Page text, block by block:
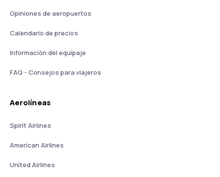
Opiniones de aeropuertos
Calendario de precios
Información del equipaje
FAQ - Consejos para viajeros
Aerolíneas
Spirit Airlines
American Airlines
United Airlines